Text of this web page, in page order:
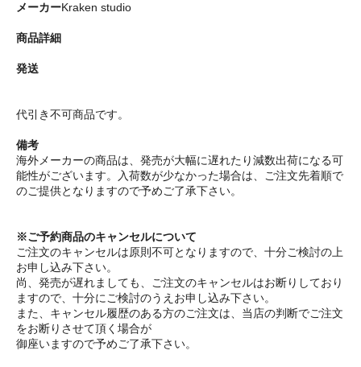
メーカーKraken studio
商品詳細
発送
代引き不可商品です。
備考
海外メーカーの商品は、発売が大幅に遅れたり減数出荷になる可
能性がございます。入荷数が少なかった場合は、ご注文先着順で
のご提供となりますので予めご了承下さい。
※ご予約商品のキャンセルについて
ご注文のキャンセルは原則不可となりますので、十分ご検討の上
お申し込み下さい。
尚、発売が遅れましても、ご注文のキャンセルはお断りしており
ますので、十分にご検討のうえお申し込み下さい。
また、キャンセル履歴のある方のご注文は、当店の判断でご注文
をお断りさせて頂く場合が
御座いますので予めご了承下さい。